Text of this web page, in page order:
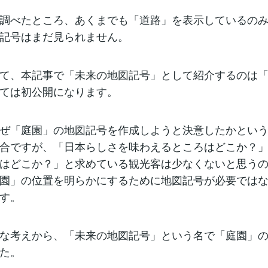
たところ、あくまでも「道路」を表示しているの
号はまだ見られません。
本記事で「未来の地図記号」として紹介するのは
は初公開になります。
庭園」の地図記号を作成しようと決意したかとい
ですが、「日本らしさを味わえるところはどこか？
どこか？」と求めている観光客は少なくないと思う
」の位置を明らかにするために地図記号が必要では
。
えから、「未来の地図記号」という名で「庭園」
。